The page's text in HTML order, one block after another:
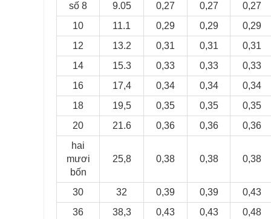
số 8
9.05 0,27 0,27
0,27
10
11.1 0,29 0,29
0,29
12
13.2 0,31 0,31
0,31
14
15.3 0,33 0,33
0,33
16
17,4 0,34 0,34
0,34
18
19,5 0,35 0,35
0,35
20
21.6 0,36 0,36
0,36
hai
mươi
bốn
25,8 0,38 0,38 0,38
30 32 0,39 0,39
0,43
36
38,3 0,43 0,43 0,48